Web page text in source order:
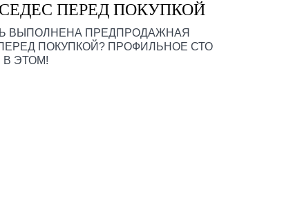
ПЕРЕД ПОКУПКОЙ
ВЫПОЛНЕНА ПРЕДПРОДАЖНАЯ
ПОКУПКОЙ? ПРОФИЛЬНОЕ СТО
В ЭТОМ!